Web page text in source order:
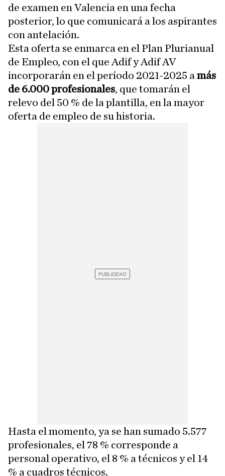
de examen en Valencia en una fecha
posterior, lo que comunicará a los aspirantes
con antelación.
Esta oferta se enmarca en el Plan Plurianual
de Empleo, con el que Adif y Adif AV
incorporarán en el período 2021-2025 a más
de 6.000 profesionales, que tomarán el
relevo del 50 % de la plantilla, en la mayor
oferta de empleo de su historia.
Hasta el momento, ya se han sumado 5.577
profesionales, el 78 % corresponde a
personal operativo, el 8 % a técnicos y el 14
% a cuadros técnicos.